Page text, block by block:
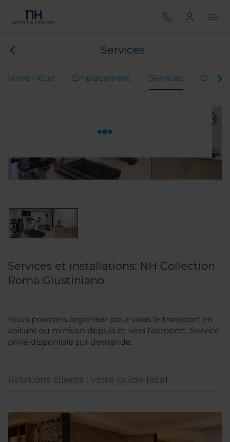
Services
Votre Hôtel Emplacement Services
Services et installations: NH Collection
Roma Giustiniano
Nous pouvons organiser pour vous le transport en
voiture ou minivan depuis et vers l'aéroport. Service
privé disponible sur demande.
Relations clients : votre guide local